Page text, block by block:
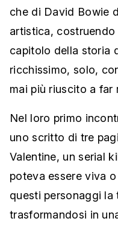
che di David Bowie
artistica, costruendo
capitolo della storia
ricchissimo, solo,
mai più riuscito a far
Nel loro primo
uno scritto di tre
Valentine, un serial
poteva essere viva
questi personaggi la
trasformandosi in